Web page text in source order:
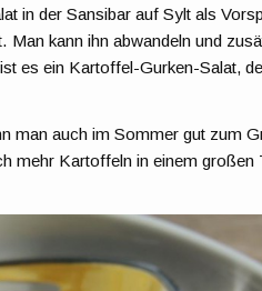
in der Sansibar auf Sylt als
Man kann ihn abwandeln und
es ein Kartoffel-Gurken-Salat,
man auch im Sommer gut zum
mehr Kartoffeln in einem großen